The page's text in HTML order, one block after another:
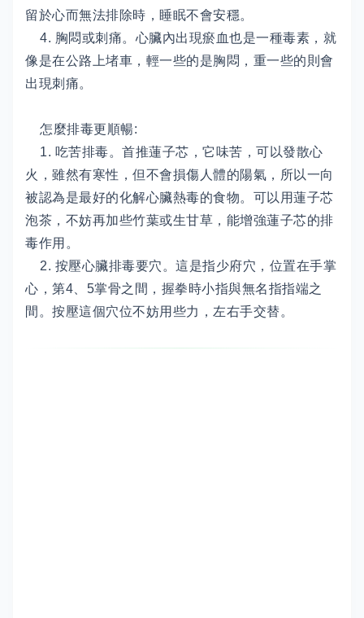
留於心而無法排除時，睡眠不會安穩。
4. 胸悶或刺痛。心臟內出現瘀血也是一種毒素，就
像是在公路上堵車，輕一些的是胸悶，重一些的則會
出現刺痛。
怎麼排毒更順暢:
1. 吃苦排毒。首推蓮子芯，它味苦，可以發散心
火，雖然有寒性，但不會損傷人體的陽氣，所以一向
被認為是最好的化解心臟熱毒的食物。可以用蓮子芯
泡茶，不妨再加些竹葉或生甘草，能增強蓮子芯的排
毒作用。
2. 按壓心臟排毒要穴。這是指少府穴，位置在手掌
心，第4、5掌骨之間，握拳時小指與無名指指端之
間。按壓這個穴位不妨用些力，左右手交替。